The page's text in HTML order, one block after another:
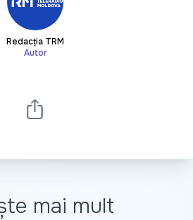
Redacția TRM
Autor
mai mult